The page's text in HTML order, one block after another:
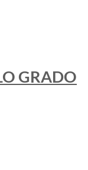
GRADO